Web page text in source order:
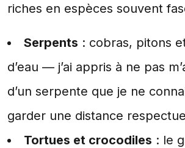
riches en espèces souvent
Serpents : cobras, pitons
d’eau — j’ai appris à ne pas
d’un serpente que je ne
garder une distance
Tortues et crocodiles : le